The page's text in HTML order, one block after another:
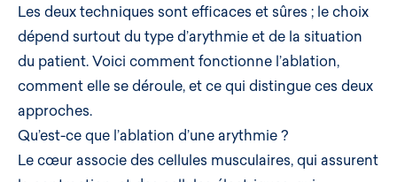
Les deux techniques sont efficaces et sûres ; le choix
dépend surtout du type d’arythmie et de la situation
du patient. Voici comment fonctionne l’ablation,
comment elle se déroule, et ce qui distingue ces deux
approches.
Qu’est-ce que l’ablation d’une arythmie ?
Le cœur associe des cellules musculaires, qui assurent